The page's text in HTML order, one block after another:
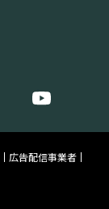
広告配信事業者